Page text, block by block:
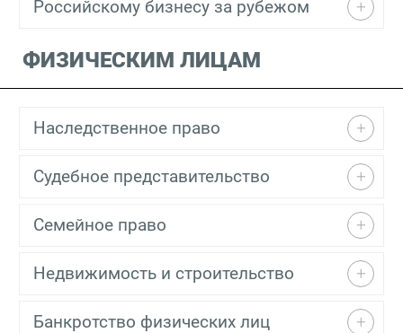
Российскому бизнесу за рубежом
ФИЗИЧЕСКИМ ЛИЦАМ
Наследственное право
Судебное представительство
Семейное право
Недвижимость и строительство
Банкротство физических лиц